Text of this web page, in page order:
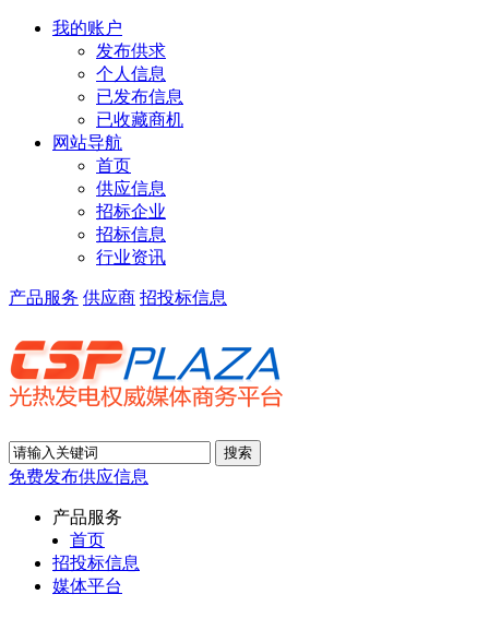
我的账户
发布供求
个人信息
已发布信息
已收藏商机
网站导航
首页
供应信息
招标企业
招标信息
行业资讯
产品服务 供应商 招投标信息
免费发布供应信息
产品服务
首页
招投标信息
媒体平台